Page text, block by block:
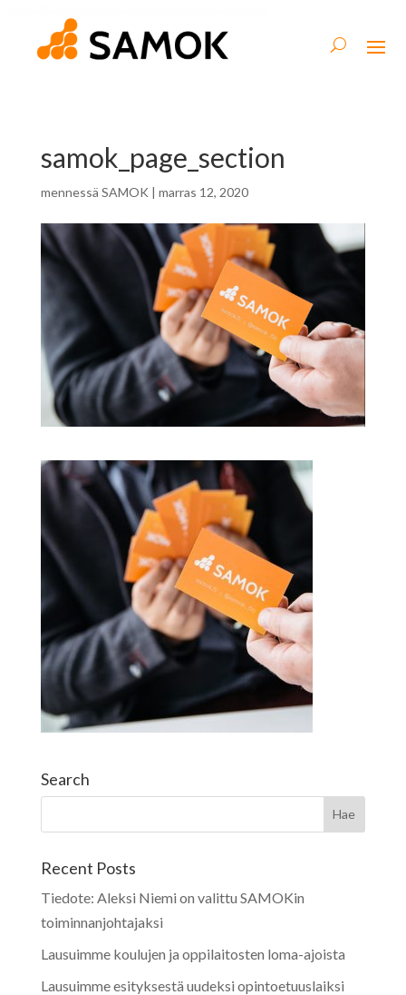
samok_page_section
mennessä SAMOK | marras 12, 2020
Search
Recent Posts
Tiedote: Aleksi Niemi on valittu SAMOKin
toiminnanjohtajaksi
Lausuimme koulujen ja oppilaitosten loma-ajoista
Lausuimme esityksestä uudeksi opintoetuuslaiksi